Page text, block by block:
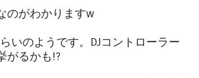
のがわかりますw
いのようです。DJコントローラー
がるかも!?